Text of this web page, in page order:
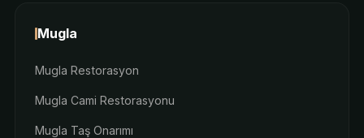
Mugla
Mugla Restorasyon
Mugla Cami Restorasyonu
Mugla Taş Onarımı